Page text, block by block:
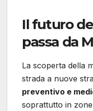
Il futuro
passa da
La scoperta della
strada a nuove
preventivo e
soprattutto in